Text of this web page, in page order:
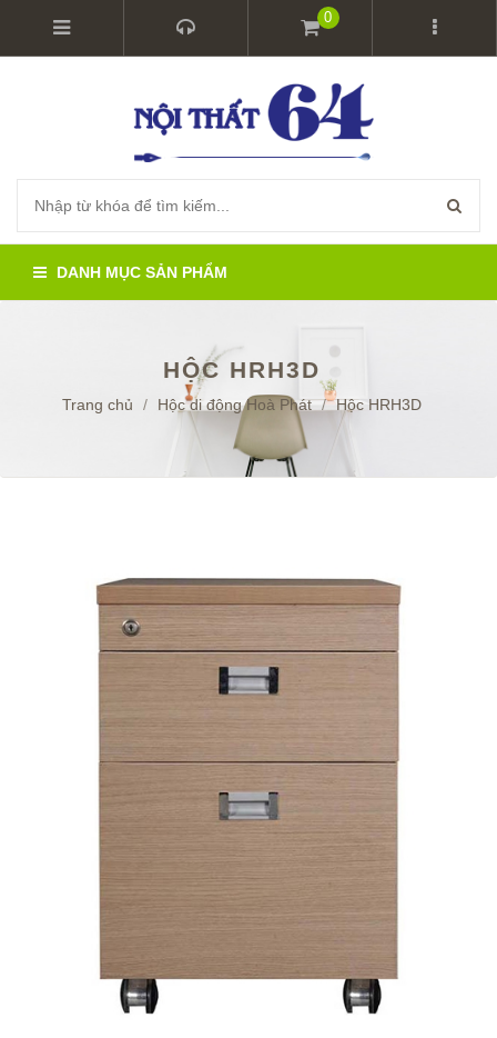
0
DANH MỤC SẢN PHẨM
HỘC HRH3D
Trang chủ / Hộc di động Hoà Phát / Hộc HRH3D